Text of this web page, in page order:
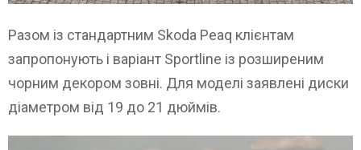
Разом із стандартним Skoda Peaq клієнтам
запропонують і варіант Sportline із розширеним
чорним декором зовні. Для моделі заявлені диски
діаметром від 19 до 21 дюймів.